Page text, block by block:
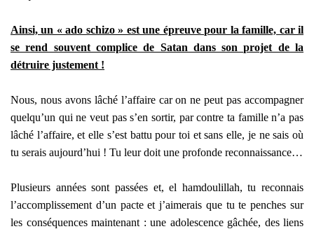
Ainsi, un « ado schizo » est une épreuve pour la famille, car il
se rend souvent complice de Satan dans son projet de la
détruire justement !
Nous, nous avons lâché l’affaire car on ne peut pas accompagner
quelqu’un qui ne veut pas s’en sortir, par contre ta famille n’a pas
lâché l’affaire, et elle s’est battu pour toi et sans elle, je ne sais où
tu serais aujourd’hui ! Tu leur doit une profonde reconnaissance…
Plusieurs années sont passées et, el hamdoulillah, tu reconnais
l’accomplissement d’un pacte et j’aimerais que tu te penches sur
les conséquences maintenant : une adolescence gâchée, des liens